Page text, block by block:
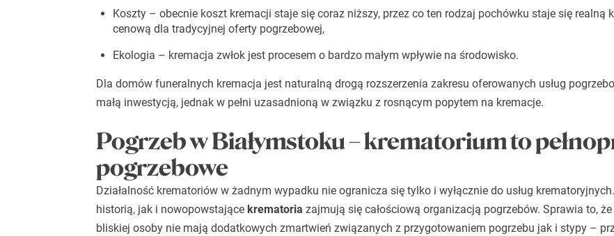
Koszty – obecnie koszt kremacji staje się coraz niższy, przez co ten rodzaj pochówku staje się realną
cenową dla tradycyjnej oferty pogrzebowej,
Ekologia – kremacja zwłok jest procesem o bardzo małym wpływie na środowisko.
Dla domów funeralnych kremacja jest naturalną drogą rozszerzenia zakresu oferowanych usług
małą inwestycją, jednak w pełni uzasadnioną w związku z rosnącym popytem na kremacje.
Pogrzeb w Białymstoku – krematorium to
pogrzebowe
Działalność krematoriów w żadnym wypadku nie ogranicza się tylko i wyłącznie do usług
historią, jak i nowopowstające krematoria zajmują się całościową organizacją pogrzebów. Sprawia to,
bliskiej osoby nie mają dodatkowych zmartwień związanych z przygotowaniem pogrzebu jak i stypy –